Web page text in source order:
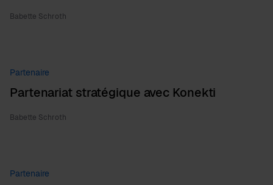
Babette Schroth
Partenaire
Partenariat stratégique avec Konekti
Babette Schroth
Partenaire